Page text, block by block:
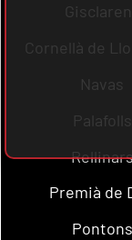
Cornellà de
Navas
Palafolls
Premià de
Pontons